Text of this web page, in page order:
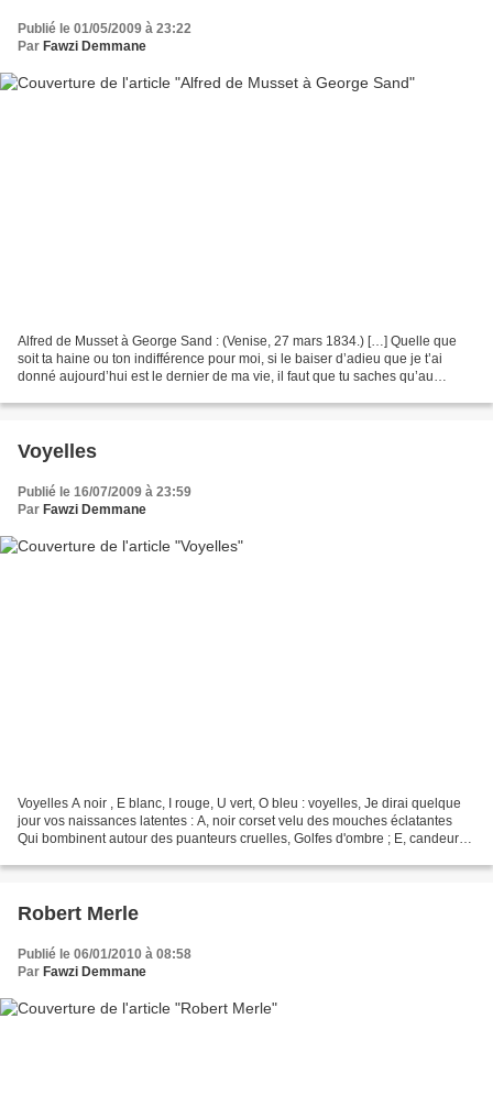
Publié le 01/05/2009 à 23:22
Par Fawzi Demmane
Alfred de Musset à George Sand : (Venise, 27 mars 1834.) […] Quelle que
soit ta haine ou ton indifférence pour moi, si le baiser d’adieu que je t’ai
donné aujourd’hui est le dernier de ma vie, il faut que tu saches qu’au
Voyelles
Publié le 16/07/2009 à 23:59
Par Fawzi Demmane
Voyelles A noir , E blanc, I rouge, U vert, O bleu : voyelles, Je dirai quelque
jour vos naissances latentes : A, noir corset velu des mouches éclatantes
Qui bombinent autour des puanteurs cruelles, Golfes d'ombre ; E, candeur
Robert Merle
Publié le 06/01/2010 à 08:58
Par Fawzi Demmane